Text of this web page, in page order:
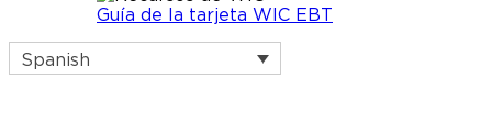
Guía de la tarjeta WIC EBT
Spanish